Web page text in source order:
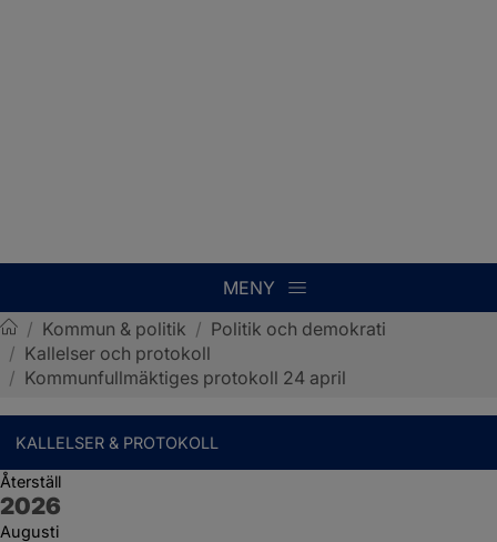
MENY
Sotenäs kommun
/ Kommun & politik / Politik och demokrati
/ Kallelser och protokoll
/ Kommunfullmäktiges protokoll 24 april
KALLELSER & PROTOKOLL
Återställ
År:
2026
Augusti